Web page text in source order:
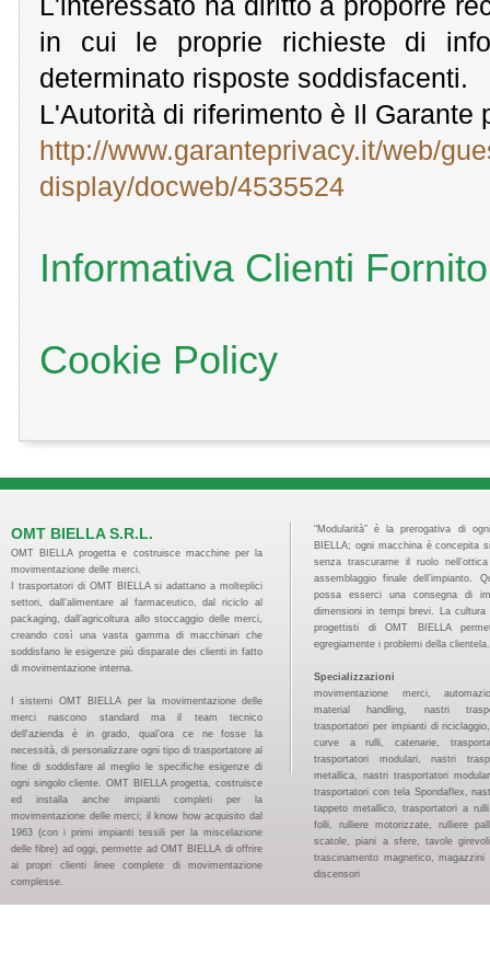
L'interessato ha diritto a proporre
in cui le proprie richieste di
determinato risposte soddisfacenti.
L'Autorità di riferimento è Il
http://www.garanteprivacy.it/web/
display/docweb/4535524
Informativa Clienti
Cookie Policy
OMT BIELLA S.R.L.
OMT BIELLA progetta e costruisce macchine per la
movimentazione delle merci.
I trasportatori di OMT BIELLA si adattano a molteplici
settori, dall’alimentare al farmaceutico, dal riciclo al
packaging, dall’agricoltura allo stoccaggio delle merci,
creando così una vasta gamma di macchinari che
soddisfano le esigenze più disparate dei clienti in fatto
di movimentazione interna.
I sistemi OMT BIELLA per la movimentazione delle
merci nascono standard ma il team tecnico
dell'azienda è in grado, qual’ora ce ne fosse la
necessità, di personalizzare ogni tipo di trasportatore al
fine di soddisfare al meglio le specifiche esigenze di
ogni singolo cliente. OMT BIELLA progetta, costruisce
ed installa anche impianti completi per la
movimentazione delle merci; il know how acquisito dal
1963 (con i primi impianti tessili per la miscelazione
delle fibre) ad oggi, permette ad OMT BIELLA di offrire
ai propri clienti linee complete di movimentazione
complesse.
“Modularità” è la prerogativa di
BIELLA; ogni macchina è concepita
senza trascurarne il ruolo
assemblaggio finale dell’impianto.
possa esserci una consegna di
dimensioni in tempi brevi. La cultura
progettisti di OMT BIELLA
egregiamente i problemi della clientela.
Specializzazioni
movimentazione merci,
material handling, nastri
trasportatori per impianti di
curve a rulli, catenarie,
trasportatori modulari, nastri
metallica, nastri trasportatori
trasportatori con tela Spondaflex,
tappeto metallico, trasportatori a
folli, rulliere motorizzate, rulliere
scatole, piani a sfere, tavole
trascinamento magnetico, magazzini
discensori